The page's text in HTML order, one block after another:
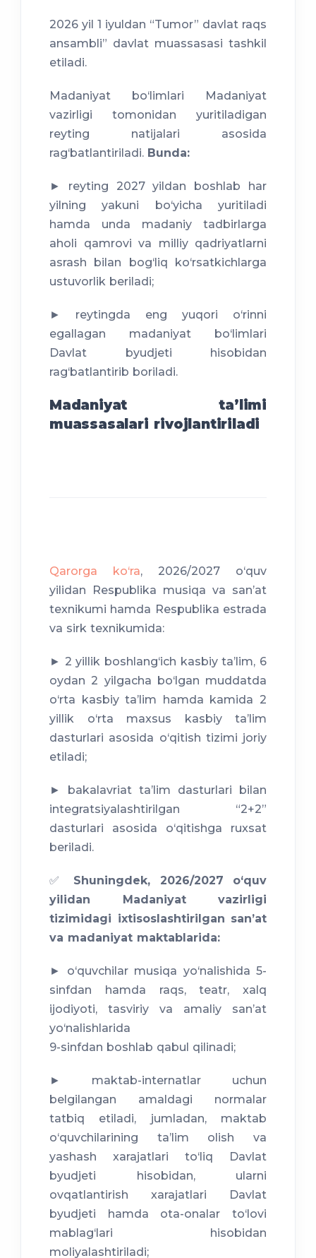
2026 yil 1 iyuldan “Tumor” davlat raqs
ansambli” davlat muassasasi tashkil
etiladi.
Madaniyat bo‘limlari Madaniyat
vazirligi tomonidan yuritiladigan
reyting natijalari asosida
rag‘batlantiriladi. Bunda:
► reyting 2027 yildan boshlab har
yilning yakuni bo‘yicha yuritiladi
hamda unda madaniy tadbirlarga
aholi qamrovi va milliy qadriyatlarni
asrash bilan bog‘liq ko‘rsatkichlarga
ustuvorlik beriladi;
► reytingda eng yuqori o‘rinni
egallagan madaniyat bo‘limlari
Davlat byudjeti hisobidan
rag‘batlantirib boriladi.
Madaniyat taʼlimi
muassasalari rivojlantiriladi
Qarorga ko‘ra, 2026/2027 o‘quv
yilidan Respublika musiqa va sanʼat
texnikumi hamda Respublika estrada
va sirk texnikumida:
► 2 yillik boshlang‘ich kasbiy taʼlim, 6
oydan 2 yilgacha bo‘lgan muddatda
o‘rta kasbiy taʼlim hamda kamida 2
yillik o‘rta maxsus kasbiy taʼlim
dasturlari asosida o‘qitish tizimi joriy
etiladi;
► bakalavriat taʼlim dasturlari bilan
integratsiyalashtirilgan “2+2”
dasturlari asosida o‘qitishga ruxsat
beriladi.
✅ Shuningdek, 2026/2027 o‘quv
yilidan Madaniyat vazirligi
tizimidagi ixtisoslashtirilgan sanʼat
va madaniyat maktablarida:
► o‘quvchilar musiqa yo‘nalishida 5-
sinfdan hamda raqs, teatr, xalq
ijodiyoti, tasviriy va amaliy sanʼat
yo‘nalishlarida
9-sinfdan boshlab qabul qilinadi;
► maktab-internatlar uchun
belgilangan amaldagi normalar
tatbiq etiladi, jumladan, maktab
o‘quvchilarining taʼlim olish va
yashash xarajatlari to‘liq Davlat
byudjeti hisobidan, ularni
ovqatlantirish xarajatlari Davlat
byudjeti hamda ota-onalar to‘lovi
mablag‘lari hisobidan
moliyalashtiriladi;